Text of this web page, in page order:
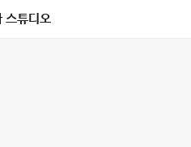
스튜디오